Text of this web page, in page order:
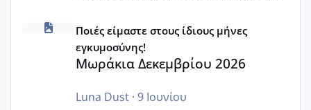
Μωράκια Δεκεμβρίου 2026
Ποιές είμαστε στους ίδιους μήνες
εγκυμοσύνης!
Μωράκια Δεκεμβρίου 2026
Luna Dust· 9 Ιουνίου